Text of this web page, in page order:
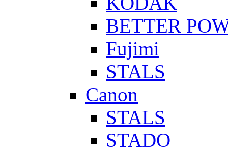
BETTER
Fujimi
STALS
Canon
STALS
STADO